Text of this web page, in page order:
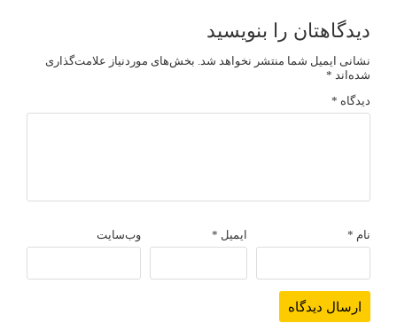
دیدگاهتان را بنویسید
نشانی ایمیل شما منتشر نخواهد شد. بخش‌های موردنیاز علامت‌گذاری
شده‌اند *
دیدگاه *
نام * ایمیل * وب‌سایت